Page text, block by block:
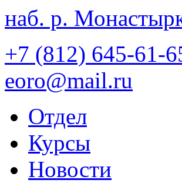
наб. р.
+7 (812) 645-61-
eoro@mail.ru
Отдел
Курсы
Новости